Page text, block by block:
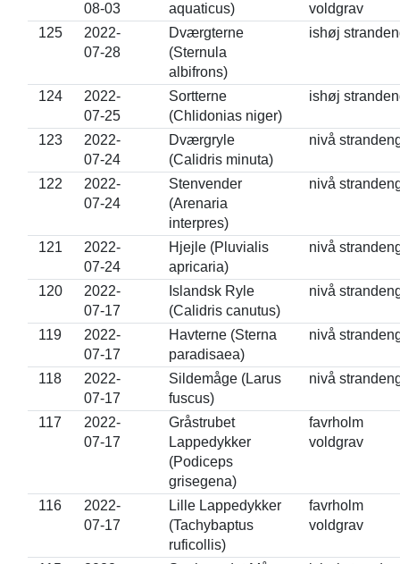
08-03
aquaticus)
voldgrav
125
2022-
07-28
Dværgterne
(Sternula
albifrons)
ishøj
124
2022-
07-25
Sortterne
(Chlidonias niger)
ishøj
123
2022-
07-24
Dværgryle
(Calidris minuta)
nivå
122
2022-
07-24
Stenvender
(Arenaria
interpres)
nivå
121
2022-
07-24
Hjejle (Pluvialis
apricaria)
nivå
120
2022-
07-17
Islandsk Ryle
(Calidris canutus)
nivå
119
2022-
07-17
Havterne (Sterna
paradisaea)
nivå
118
2022-
07-17
Sildemåge (Larus
fuscus)
nivå
117
2022-
07-17
Gråstrubet
Lappedykker
(Podiceps
grisegena)
favrholm
voldgrav
116
2022-
07-17
Lille Lappedykker
(Tachybaptus
ruficollis)
favrholm
voldgrav